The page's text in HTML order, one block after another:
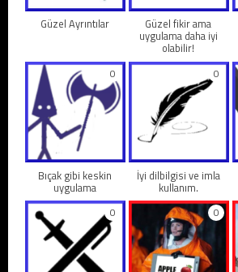
Güzel Ayrıntılar Güzel fikir ama
uygulama daha iyi
olabilir!
0
Bıçak gibi keskin
uygulama
0
İyi dilbilgisi ve imla
kullanım.
0 0